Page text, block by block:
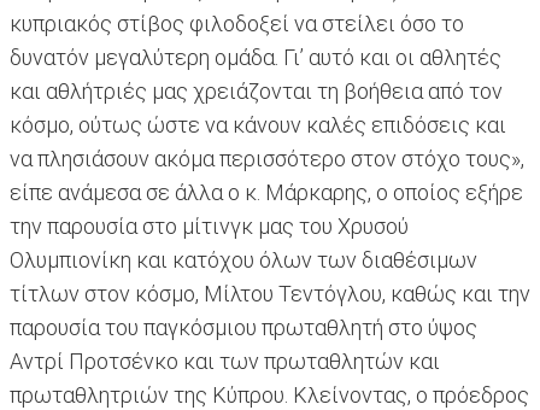
κυπριακός στίβος φιλοδοξεί να στείλει όσο το
δυνατόν μεγαλύτερη ομάδα. Γι’ αυτό και οι αθλητές
και αθλήτριές μας χρειάζονται τη βοήθεια από τον
κόσμο, ούτως ώστε να κάνουν καλές επιδόσεις και
να πλησιάσουν ακόμα περισσότερο στον στόχο τους»,
είπε ανάμεσα σε άλλα ο κ. Μάρκαρης, ο οποίος εξήρε
την παρουσία στο μίτινγκ μας του Χρυσού
Ολυμπιονίκη και κατόχου όλων των διαθέσιμων
τίτλων στον κόσμο, Μίλτου Τεντόγλου, καθώς και την
παρουσία του παγκόσμιου πρωταθλητή στο ύψος
Αντρί Προτσένκο και των πρωταθλητών και
πρωταθλητριών της Κύπρου. Κλείνοντας, ο πρόεδρος